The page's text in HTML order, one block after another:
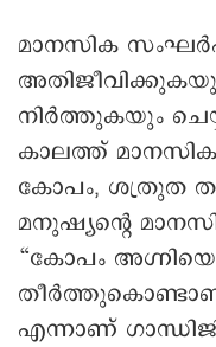
മാനസിക
അതിജീവിക്കുകയും
നിർത്തുകയും
കാലത്ത്
കോപം, ശത്രുത
മനുഷ്യന്റെ
“കോപം
തീർത്തുകൊണ്ടാണ്
എന്നാണ്